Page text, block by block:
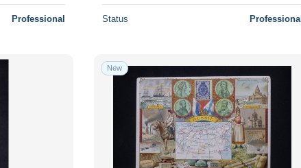
Professional Status Professional
New